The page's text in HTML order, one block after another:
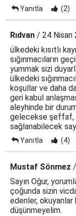
Yanıtla (2)
Rıdvan / 24 Nisan
ülkedeki kısıtlı
sığınmacıların
yummak sizi
ülkedeki
koşullar ve daha
geri kabul
aleyhinde bir
gelecekse şeffaf,
sağlanabilecek
Yanıtla (4)
Mustaf Sönmez
Sayın Oğur,
çoğunda sizin
edenler, okuyanlar
düşünmeyelim.